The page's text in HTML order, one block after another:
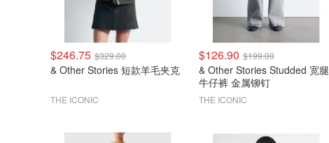
$246.75 $329.00
& Other Stories 短款羊毛夹克
THE ICONIC
$126.90 $199.00
& Other Stories Studded 宽腿
牛仔裤 金属铆钉
THE ICONIC